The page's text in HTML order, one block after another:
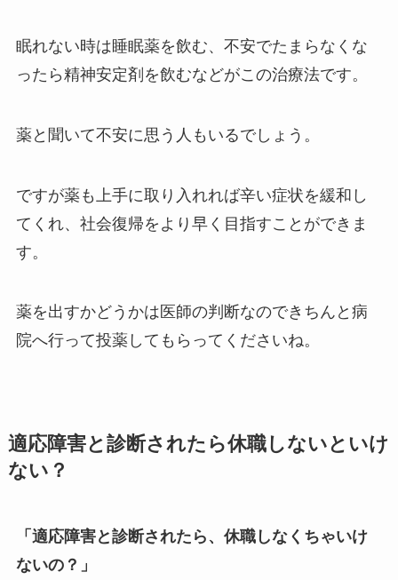
眠れない時は睡眠薬を飲む、不安でたまらなくな
ったら精神安定剤を飲むなどがこの治療法です。
薬と聞いて不安に思う人もいるでしょう。
ですが薬も上手に取り入れれば辛い症状を緩和し
てくれ、社会復帰をより早く目指すことができま
す。
薬を出すかどうかは医師の判断なのできちんと病
院へ行って投薬してもらってくださいね。
適応障害と診断されたら休職しないといけ
ない？
「適応障害と診断されたら、休職しなくちゃいけ
ないの？」